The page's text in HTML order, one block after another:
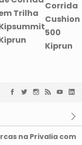
Trilha
Corrida
Cushion
500
Kiprun
na Privalia com